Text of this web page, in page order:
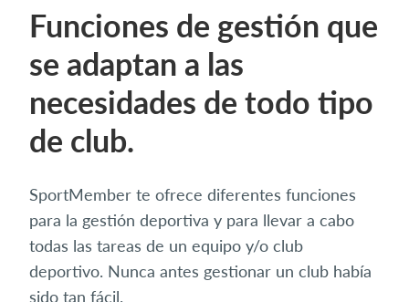
Funciones de gestión que
se adaptan a las
necesidades de todo tipo
de club.
SportMember te ofrece diferentes funciones
para la gestión deportiva y para llevar a cabo
todas las tareas de un equipo y/o club
deportivo. Nunca antes gestionar un club había
sido tan fácil.